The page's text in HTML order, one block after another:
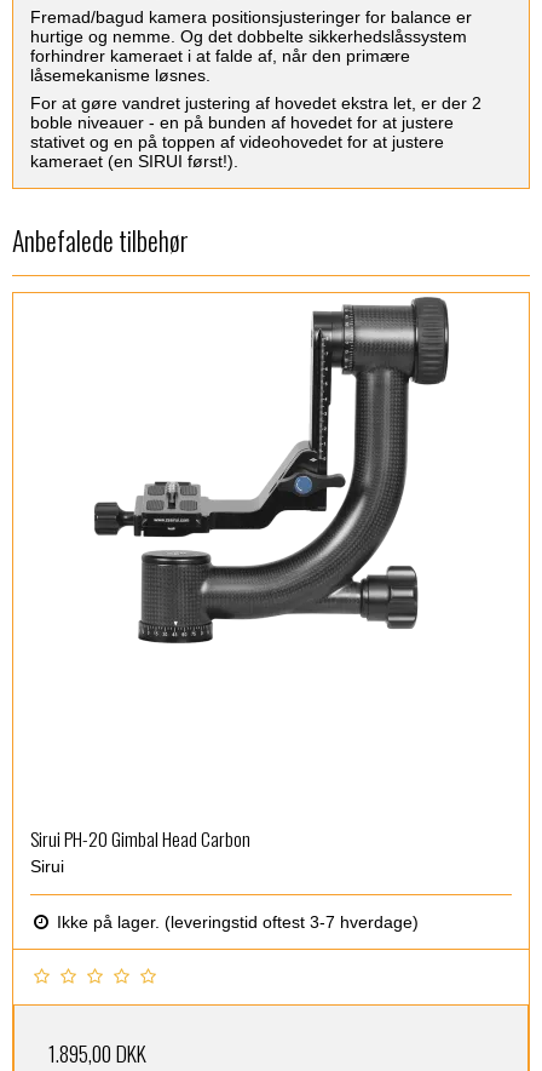
Fremad/bagud kamera positionsjusteringer for balance er
hurtige og nemme. Og det dobbelte sikkerhedslåssystem
forhindrer kameraet i at falde af, når den primære
låsemekanisme løsnes.
For at gøre vandret justering af hovedet ekstra let, er der 2
boble niveauer - en på bunden af hovedet for at justere
stativet og en på toppen af videohovedet for at justere
kameraet (en SIRUI først!).
Anbefalede tilbehør
Sirui PH-20 Gimbal Head Carbon
Sirui
Ikke på lager. (leveringstid oftest 3-7 hverdage)
1.895,00 DKK